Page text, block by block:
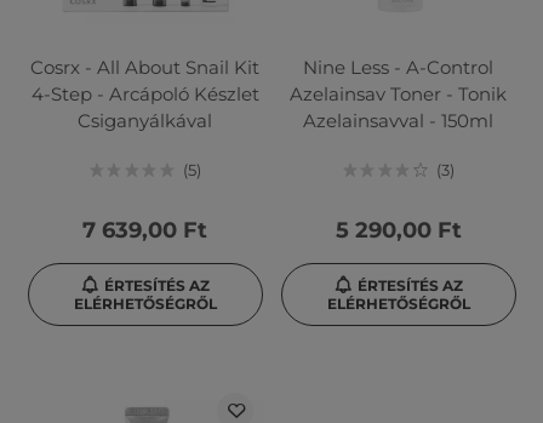
Cosrx - All About Snail Kit
4-Step - Arcápoló Készlet
Csiganyálkával
5
7 639,00 Ft
ÉRTESÍTÉS AZ
ELÉRHETŐSÉGRŐL
Nine Less - A-Control
Azelainsav Toner - Tonik
Azelainsavval - 150ml
3
5 290,00 Ft
ÉRTESÍTÉS AZ
ELÉRHETŐSÉGRŐL